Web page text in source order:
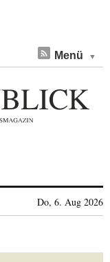
Menü
Do, 6. Aug 2026